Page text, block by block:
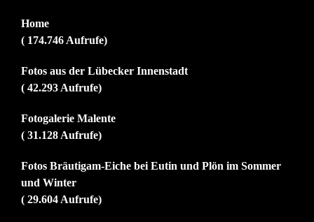
Home
( 174.746 Aufrufe)
Fotos aus der Lübecker Innenstadt
( 42.293 Aufrufe)
Fotogalerie Malente
( 31.128 Aufrufe)
Fotos Bräutigam-Eiche bei Eutin und Plön im Sommer
und Winter
( 29.604 Aufrufe)